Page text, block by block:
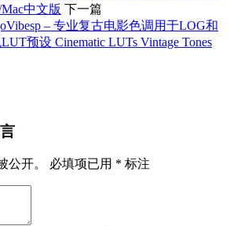
中文版 下一篇
– 专业复古电影色调用于LOG和
预设 Cinematic LUTs Vintage Tones
公开。 必填项已用 * 标注